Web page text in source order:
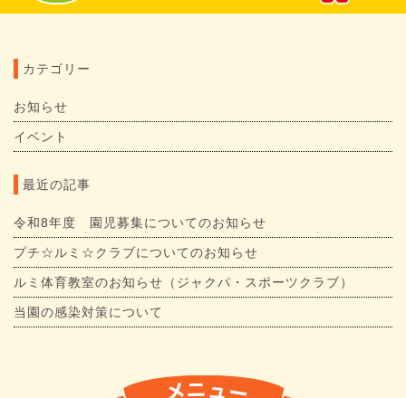
カテゴリー
お知らせ
イベント
最近の記事
令和8年度 園児募集についてのお知らせ
プチ☆ルミ☆クラブについてのお知らせ
ルミ体育教室のお知らせ（ジャクパ・スポーツクラブ）
当園の感染対策について